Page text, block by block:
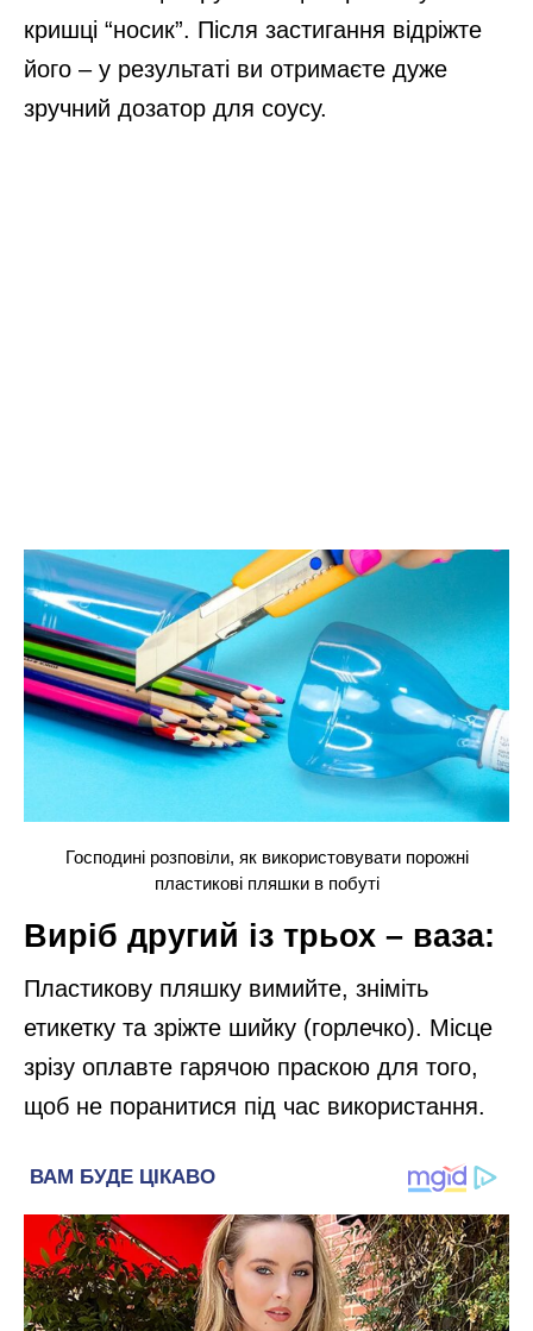
кришці “носик”. Після застигання відріжте
його – у результаті ви отримаєте дуже
зручний дозатор для соусу.
Господині розповіли, як використовувати порожні
пластикові пляшки в побуті
Виріб другий із трьох – ваза:
Пластикову пляшку вимийте, зніміть
етикетку та зріжте шийку (горлечко). Місце
зрізу оплавте гарячою праскою для того,
щоб не поранитися під час використання.